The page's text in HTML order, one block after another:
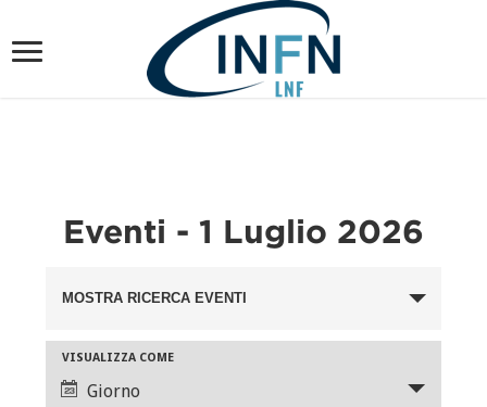
Eventi - 1 Luglio 2026
Ricerca
e
viste
Navigazione
MOSTRA RICERCA EVENTI
Evento
Viste
VISUALIZZA COME
Giorno